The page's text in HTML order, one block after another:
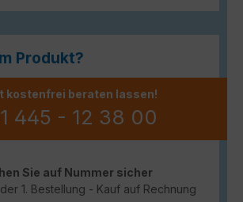
Produkt?
kostenfrei beraten lassen!
445 - 12 38 00
Sie auf Nummer sicher
1. Bestellung - Kauf auf Rechnung